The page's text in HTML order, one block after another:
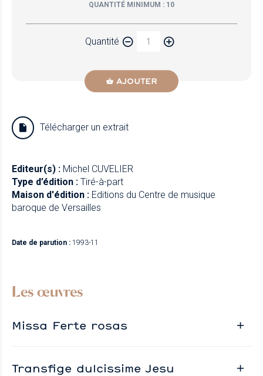
QUANTITÉ MINIMUM : 10
Quantité
AJOUTER
Télécharger un extrait
Editeur(s) : Michel CUVELIER
Type d’édition : Tiré-à-part
Maison d'édition : Editions du Centre de musique
baroque de Versailles
Date de parution : 1993-11
Les œuvres
Missa Ferte rosas
Transfige dulcissime Jesu